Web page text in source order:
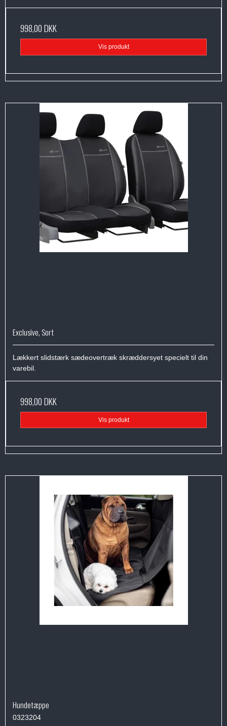
998,00 DKK
Vis produkt
Exclusive, Sort
Lækkert slidstærk sædeovertræk skræddersyet specielt til din
varebil.
998,00 DKK
Vis produkt
Hundetæppe
0323204